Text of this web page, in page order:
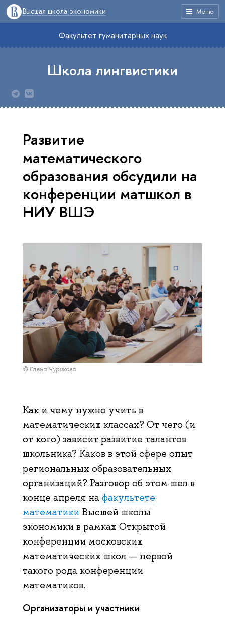
Меню
Высшая школа экономики
Факультет гуманитарных наук
Школа лингвистики
Развитие
математического
образования обсудили на
конференции матшкол в
НИУ ВШЭ
© Елена Чурикова
Как и чему нужно учить в
математических классах? От чего (и
от кого) зависит развитие талантов
школьника? Каков в этой сфере опыт
региональных образовательных
организаций? Разговор об этом шел в
конце апреля на факультете
математики Высшей школы
экономики в рамках Открытой
конференции московских
математических школ — первой
такого рода конференции
математиков.
Организаторы и участники